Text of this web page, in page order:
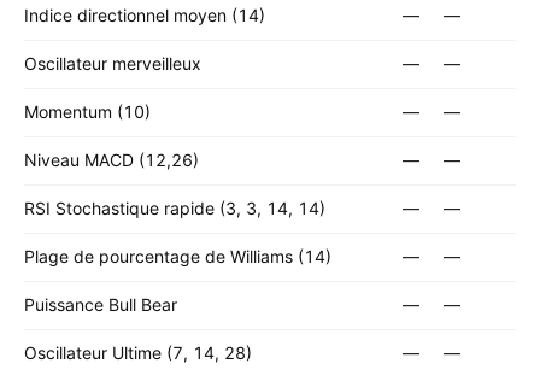
Indice directionnel moyen (14) — —
Oscillateur merveilleux — —
Momentum (10) — —
Niveau MACD (12,26) — —
RSI Stochastique rapide (3, 3, 14, 14) — —
Plage de pourcentage de Williams (14) — —
Puissance Bull Bear — —
Oscillateur Ultime (7, 14, 28) — —